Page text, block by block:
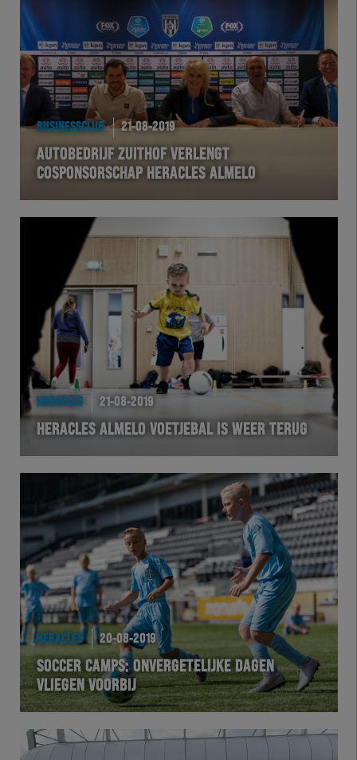
Futsal
eSports
BUSINESSCLUB 21-08-2019
AUTOBEDRIJF ZUITHOF VERLENGT
COSPONSORSCHAP HERACLES ALMELO
HERACLES 21-08-2019
HERACLES ALMELO VOETJEBAL IS WEER TERUG
HERACLES 20-08-2019
SOCCER CAMPS: ONVERGETELIJKE DAGEN
VLIEGEN VOORBIJ